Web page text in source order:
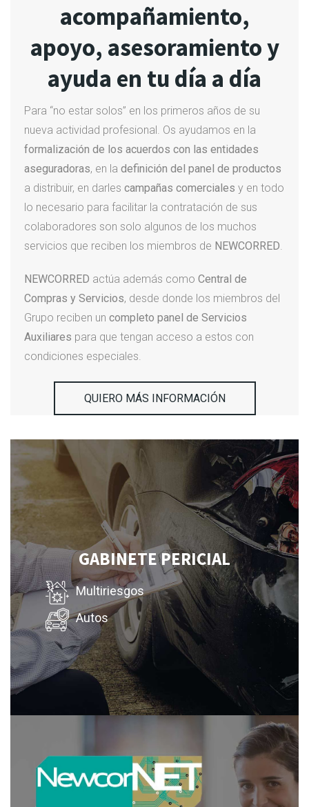
acompañamiento,
apoyo, asesoramiento y
ayuda en tu día a día
Para “no estar solos” en los primeros años de su
nueva actividad profesional. Os ayudamos en la
formalización de los acuerdos con las entidades
aseguradoras, en la definición del panel de productos
a distribuir, en darles campañas comerciales y en todo
lo necesario para facilitar la contratación de sus
colaboradores son solo algunos de los muchos
servicios que reciben los miembros de NEWCORRED.
NEWCORRED actúa además como Central de
Compras y Servicios, desde donde los miembros del
Grupo reciben un completo panel de Servicios
Auxiliares para que tengan acceso a estos con
condiciones especiales.
QUIERO MÁS INFORMACIÓN
GABINETE PERICIAL
Multiriesgos
Autos